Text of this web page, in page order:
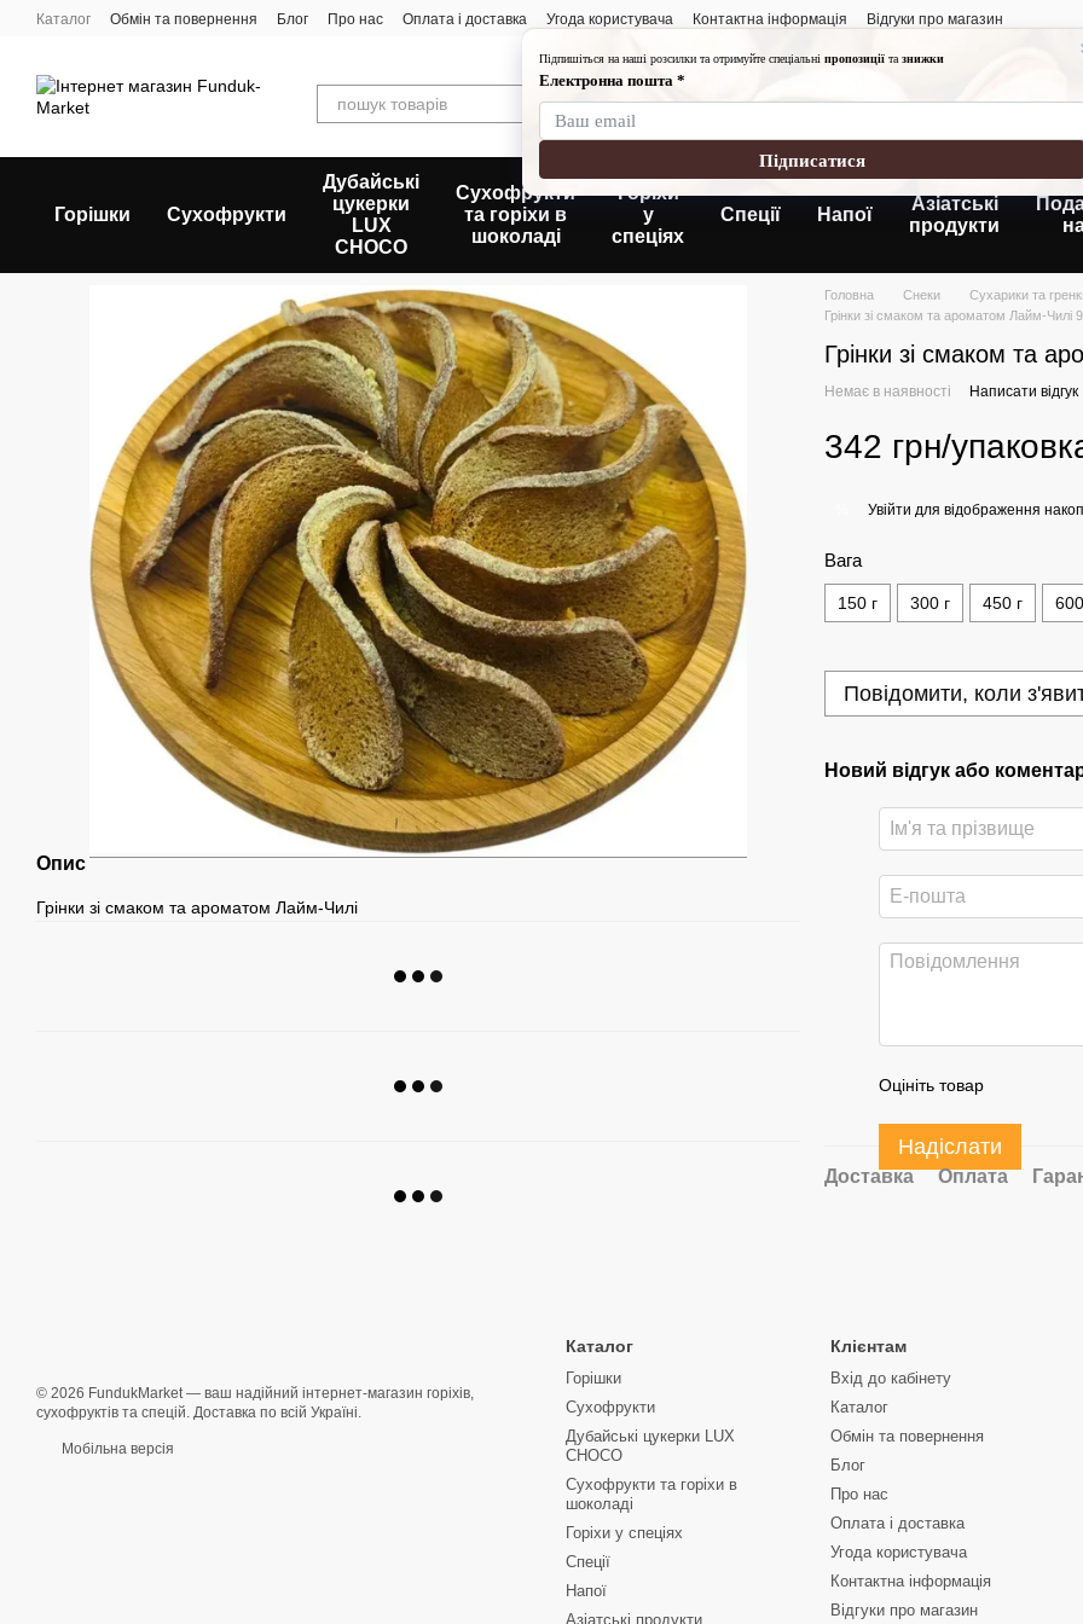
Перейти до основного контенту
Каталог Обмін та повернення Блог Про нас Оплата і доставка Угода користувача Контактна інформація Відгуки про магазин
Графік роботи:
Понеділок-
Субота-неділя:
Горішки Сухофрукти
Дубайські
цукерки
LUX
CHOCO
Сухофрукти
та горіхи в
шоколаді
Горіхи
у
спеціях
Спеції Напої
Азіатські
продукти
Опис
Грінки зі смаком та ароматом Лайм-Чилі
Головна Снеки Сухарики та
Грінки зі смаком та ароматом Лайм-Чилі
Грінки зі смаком та
Немає в наявності Написати відгук
342 грн/
Увійти для відображення
Вага
150 г 300 г 450 г
Повідомити, коли
Новий відгук або
Оцініть товар
Надіслати
Доставка Оплата
© 2026 FundukMarket — ваш надійний інтернет-магазин горіхів,
сухофруктів та спецій. Доставка по всій Україні.
Мобільна версія
Каталог
Горішки
Сухофрукти
Дубайські цукерки LUX
CHOCO
Сухофрукти та горіхи в
шоколаді
Горіхи у спеціях
Спеції
Напої
Азіатські продукти
Клієнтам
Вхід до кабінету
Каталог
Обмін та повернення
Блог
Про нас
Оплата і доставка
Угода користувача
Контактна інформація
Відгуки про магазин